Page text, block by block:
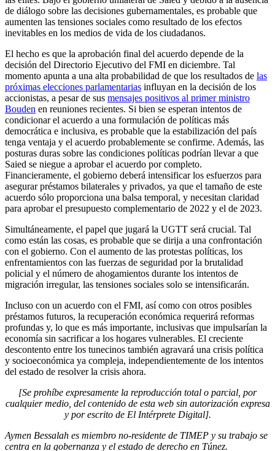
de diálogo sobre las decisiones gubernamentales, es probable que
aumenten las tensiones sociales como resultado de los efectos
inevitables en los medios de vida de los ciudadanos.
El hecho es que la aprobación final del acuerdo depende de la
decisión del Directorio Ejecutivo del FMI en diciembre. Tal
momento apunta a una alta probabilidad de que los resultados de las
próximas elecciones parlamentarias influyan en la decisión de los
accionistas, a pesar de sus mensajes positivos al primer ministro
Bouden en reuniones recientes. Si bien se esperan intentos de
condicionar el acuerdo a una formulación de políticas más
democrática e inclusiva, es probable que la estabilización del país
tenga ventaja y el acuerdo probablemente se confirme. Además, las
posturas duras sobre las condiciones políticas podrían llevar a que
Saied se niegue a aprobar el acuerdo por completo.
Financieramente, el gobierno deberá intensificar los esfuerzos para
asegurar préstamos bilaterales y privados, ya que el tamaño de este
acuerdo sólo proporciona una balsa temporal, y necesitan claridad
para aprobar el presupuesto complementario de 2022 y el de 2023.
Simultáneamente, el papel que jugará la UGTT será crucial. Tal
como están las cosas, es probable que se dirija a una confrontación
con el gobierno. Con el aumento de las protestas políticas, los
enfrentamientos con las fuerzas de seguridad por la brutalidad
policial y el número de ahogamientos durante los intentos de
migración irregular, las tensiones sociales solo se intensificarán.
Incluso con un acuerdo con el FMI, así como con otros posibles
préstamos futuros, la recuperación económica requerirá reformas
profundas y, lo que es más importante, inclusivas que impulsarían la
economía sin sacrificar a los hogares vulnerables. El creciente
descontento entre los tunecinos también agravará una crisis política
y socioeconómica ya compleja, independientemente de los intentos
del estado de resolver la crisis ahora.
[Se prohíbe expresamente la reproducción total o parcial, por
cualquier medio, del contenido de esta web sin autorización expresa
y por escrito de El Intérprete Digital].
Aymen Bessalah es miembro no-residente de TIMEP y su trabajo se
centra en la gobernanza y el estado de derecho en Túnez.